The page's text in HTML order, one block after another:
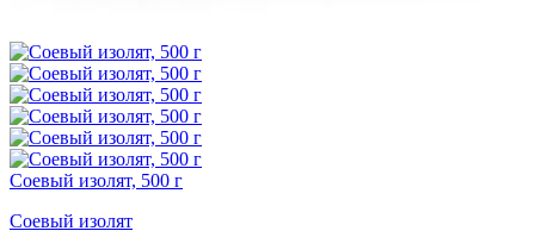
Соевый изолят, 500 г
Соевый изолят